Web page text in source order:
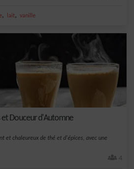
, lait, vanille
et Douceur d'Automne
et chaleureux de thé et d'épices, avec une
4